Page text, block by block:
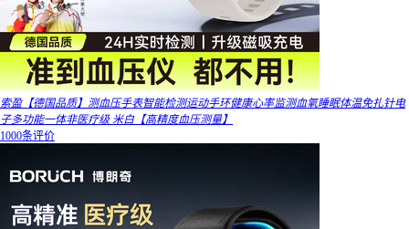
索盈【德国品质】测血压手表智能检测运动手环健康心率监测血氧睡眠体温免扎针电
子多功能一体非医疗级 米白【高精度血压测量】
1000条评价